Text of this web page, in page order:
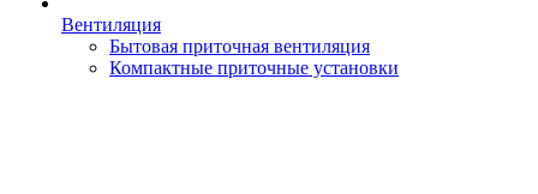
Вентиляция
Бытовая приточная вентиляция
Компактные приточные установки